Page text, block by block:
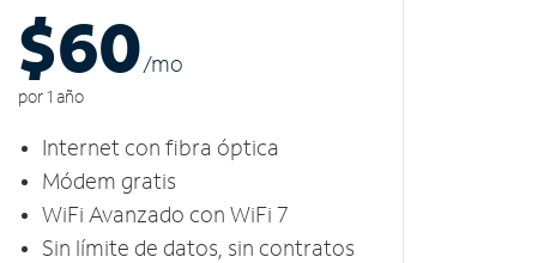
$60/mo
por 1 año
Internet con fibra óptica
Módem gratis
WiFi Avanzado con WiFi 7
Sin límite de datos, sin contratos